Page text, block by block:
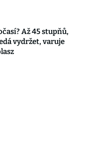
Až 45 stupňů,
vydržet, varuje